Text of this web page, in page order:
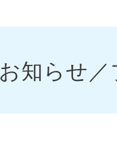
お知らせ